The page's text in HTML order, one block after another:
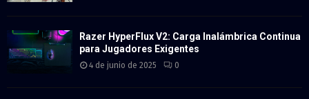
Razer HyperFlux V2: Carga Inalámbrica Continua
para Jugadores Exigentes
4 de junio de 2025 0